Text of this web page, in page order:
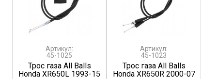
Артикул:
45-1025
Трос газа All Balls
Honda XR650L 1993-15
Артикул:
45-1023
Трос газа All Balls
Honda XR650R 2000-07